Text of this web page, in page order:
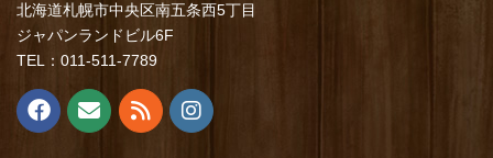
北海道札幌市中央区南五条西5丁目
ジャパンランドビル6F
TEL：011-511-7789